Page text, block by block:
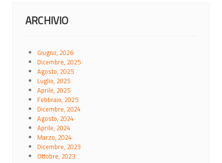
ARCHIVIO
Giugno, 2026
Dicembre, 2025
Agosto, 2025
Luglio, 2025
Aprile, 2025
Febbraio, 2025
Dicembre, 2024
Agosto, 2024
Aprile, 2024
Marzo, 2024
Dicembre, 2023
Ottobre, 2023